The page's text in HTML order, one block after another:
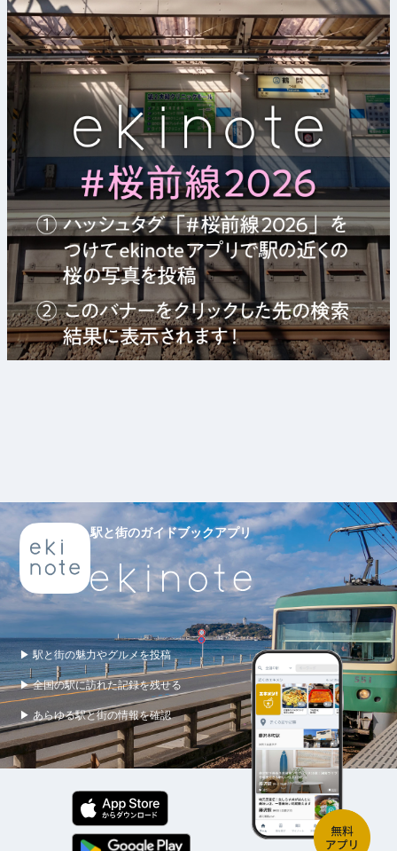
駅と街のガイドブックアプリ
▶ 駅と街の魅力やグルメを投稿
▶ 全国の駅に訪れた記録を残せる
▶ あらゆる駅と街の情報を確認